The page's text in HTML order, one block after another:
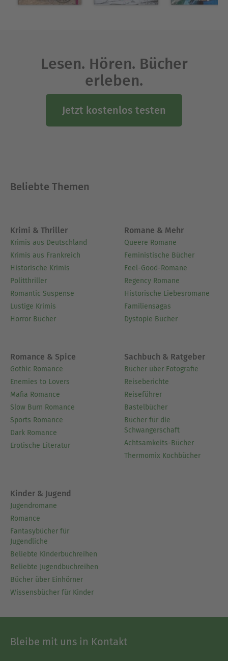
Lesen. Hören. Bücher
erleben.
Jetzt kostenlos testen
Beliebte Themen
Krimi & Thriller
Krimis aus Deutschland
Krimis aus Frankreich
Historische Krimis
Politthriller
Romantic Suspense
Lustige Krimis
Horror Bücher
Romane & Mehr
Queere Romane
Feministische Bücher
Feel-Good-Romane
Regency Romane
Historische Liebesromane
Familiensagas
Dystopie Bücher
Romance & Spice
Gothic Romance
Enemies to Lovers
Mafia Romance
Slow Burn Romance
Sports Romance
Dark Romance
Erotische Literatur
Sachbuch & Ratgeber
Bücher über Fotografie
Reiseberichte
Reiseführer
Bastelbücher
Bücher für die
Schwangerschaft
Achtsamkeits-Bücher
Thermomix Kochbücher
Kinder & Jugend
Jugendromane
Romance
Fantasybücher für
Jugendliche
Beliebte Kinderbuchreihen
Beliebte Jugendbuchreihen
Bücher über Einhörner
Wissensbücher für Kinder
Bleibe mit uns in Kontakt